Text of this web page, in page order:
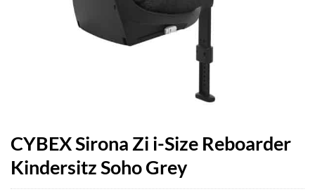
CYBEX Sirona Zi i-Size Reboarder
Kindersitz Soho Grey